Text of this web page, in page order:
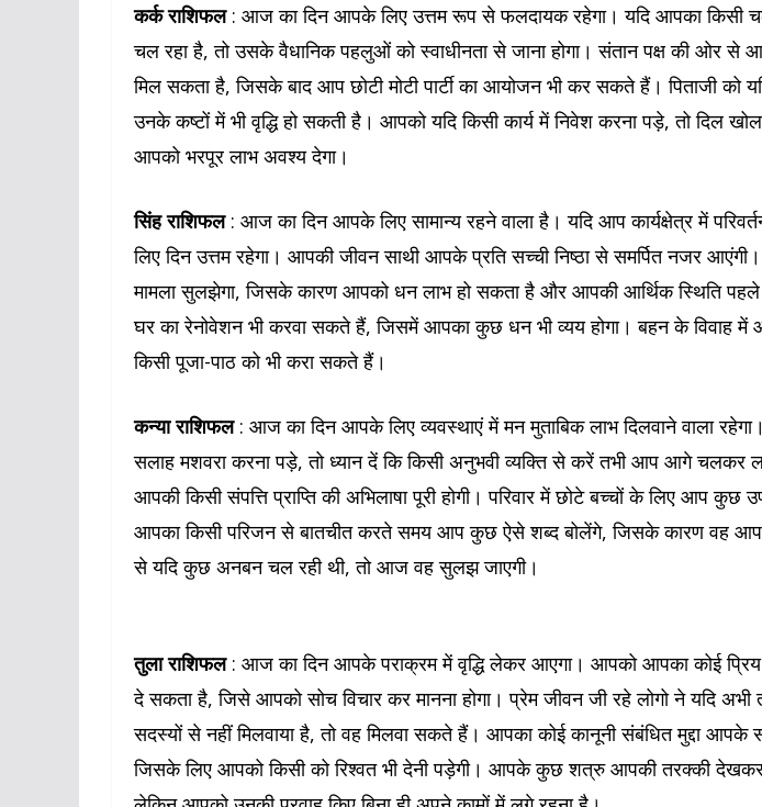
कर्क राशिफल: आज का दिन आपके लिए उत्तम रूप से फलदायक रहेगा। यदि आपका किसी
चल रहा है, तो उसके वैधानिक पहलुओं को स्वाधीनता से जाना होगा। संतान पक्ष की ओर से
मिल सकता है, जिसके बाद आप छोटी मोटी पार्टी का आयोजन भी कर सकते हैं। पिताजी को
उनके कष्टों में भी वृद्धि हो सकती है। आपको यदि किसी कार्य में निवेश करना पड़े, तो दिल
आपको भरपूर लाभ अवश्य देगा।
सिंह राशिफल: आज का दिन आपके लिए सामान्य रहने वाला है। यदि आप कार्यक्षेत्र में
लिए दिन उत्तम रहेगा। आपकी जीवन साथी आपके प्रति सच्ची निष्ठा से समर्पित नजर
मामला सुलझेगा, जिसके कारण आपको धन लाभ हो सकता है और आपकी आर्थिक स्थिति
घर का रेनोवेशन भी करवा सकते हैं, जिसमें आपका कुछ धन भी व्यय होगा। बहन के विवाह
किसी पूजा-पाठ को भी करा सकते हैं।
कन्या राशिफल: आज का दिन आपके लिए व्यवस्थाएं में मन मुताबिक लाभ दिलवाने वाला
सलाह मशवरा करना पड़े, तो ध्यान दें कि किसी अनुभवी व्यक्ति से करें तभी आप आगे चलकर
आपकी किसी संपत्ति प्राप्ति की अभिलाषा पूरी होगी। परिवार में छोटे बच्चों के लिए आप
आपका किसी परिजन से बातचीत करते समय आप कुछ ऐसे शब्द बोलेंगे, जिसके कारण वह
से यदि कुछ अनबन चल रही थी, तो आज वह सुलझ जाएगी।
तुला राशिफल: आज का दिन आपके पराक्रम में वृद्धि लेकर आएगा। आपको आपका कोई प्रिय
दे सकता है, जिसे आपको सोच विचार कर मानना होगा। प्रेम जीवन जी रहे लोगो ने यदि
सदस्यों से नहीं मिलवाया है, तो वह मिलवा सकते हैं। आपका कोई कानूनी संबंधित मुद्दा
जिसके लिए आपको किसी को रिश्वत भी देनी पड़ेगी। आपके कुछ शत्रु आपकी तरक्की